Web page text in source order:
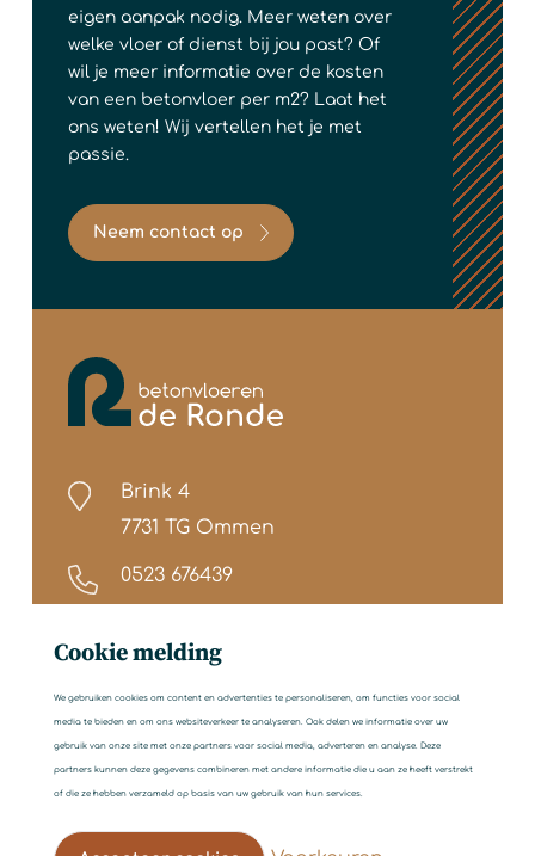
Brink 4
7731 TG Ommen
0523 676439
eigen aanpak nodig. Meer weten over
welke vloer of dienst bij jou past? Of
wil je meer informatie over de kosten
van een betonvloer per m2? Laat het
ons weten! Wij vertellen het je met
passie.
Neem contact op
Privacyverklaring
Disclaimer
Cookie melding
We gebruiken cookies om content en advertenties te personaliseren, om functies voor social
media te bieden en om ons websiteverkeer te analyseren. Ook delen we informatie over uw
gebruik van onze site met onze partners voor social media, adverteren en analyse. Deze
partners kunnen deze gegevens combineren met andere informatie die u aan ze heeft verstrekt
of die ze hebben verzameld op basis van uw gebruik van hun services.